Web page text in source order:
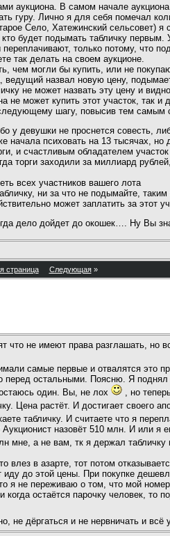
аукциона. В самом начале
гуру. Лично я для себя помечал
Село, Хатежинский сельсовет) я
будет подымать табличку
только потому, что
так делать на своем аукционе.
чем могли бы купить, или не
ведущий назвал новую цену,
не может назвать эту цену и
может купить этот участок, так
шагу, повысив тем самым
у девушки не проснется совесть,
психовать на 13 тысячах, но
и счастливым обладателем
торги заходили за миллиард
всех участников вашего лота
ни за что не подымайте,
может заплатить за этот
дело дойдет до окошек…. Ну Вы
страница Следующая»
что не имеют права разглашать, но
самые первые и отвалятся это
остальными. Поясню. Я поднял
один. Вы, не лох
, но
Цена растёт. И достигает своего
табличку. И считаете что я
назовёт 510 млн. И или я
мне, а не вам, тк я держал табличку
в азарте, тот потом
до этой цены. При покупке
я не переживаю о том, что мой
остаётся парочку человек, то
не дёргаться и не нервничать и всё